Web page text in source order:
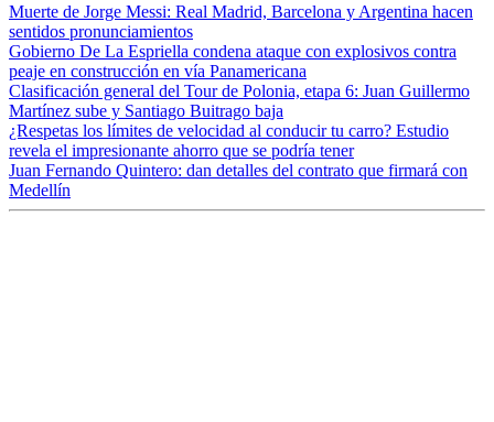
Muerte de Jorge Messi: Real Madrid, Barcelona y Argentina hacen
sentidos pronunciamientos
Gobierno De La Espriella condena ataque con explosivos contra
peaje en construcción en vía Panamericana
Clasificación general del Tour de Polonia, etapa 6: Juan Guillermo
Martínez sube y Santiago Buitrago baja
¿Respetas los límites de velocidad al conducir tu carro? Estudio
revela el impresionante ahorro que se podría tener
Juan Fernando Quintero: dan detalles del contrato que firmará con
Medellín